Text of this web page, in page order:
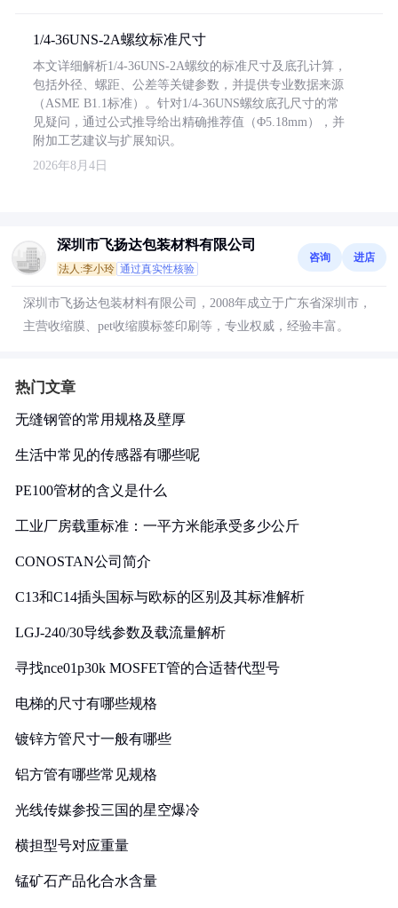
1/4-36UNS-2A螺纹标准尺寸
本文详细解析1/4-36UNS-2A螺纹的标准尺寸及底孔计算，
包括外径、螺距、公差等关键参数，并提供专业数据来源
（ASME B1.1标准）。针对1/4-36UNS螺纹底孔尺寸的常
见疑问，通过公式推导给出精确推荐值（Φ5.18mm），并
附加工艺建议与扩展知识。
2026年8月4日
深圳市飞扬达包装材料有限公司
法人:李小玲 通过真实性核验
咨询 进店
深圳市飞扬达包装材料有限公司，2008年成立于广东省深圳市，
主营收缩膜、pet收缩膜标签印刷等，专业权威，经验丰富。
热门文章
无缝钢管的常用规格及壁厚
生活中常见的传感器有哪些呢
PE100管材的含义是什么
工业厂房载重标准：一平方米能承受多少公斤
CONOSTAN公司简介
C13和C14插头国标与欧标的区别及其标准解析
LGJ-240/30导线参数及载流量解析
寻找nce01p30k MOSFET管的合适替代型号
电梯的尺寸有哪些规格
镀锌方管尺寸一般有哪些
铝方管有哪些常见规格
光线传媒参投三国的星空爆冷
横担型号对应重量
锰矿石产品化合水含量